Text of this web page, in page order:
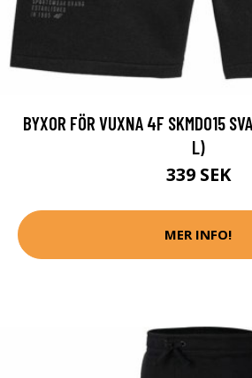
BYXOR FÖR VUXNA 4F SKMD015
L)
339 SEK
MER INFO!